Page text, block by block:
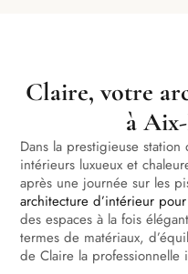
Claire, votre
à
Dans la prestigieuse
intérieurs luxueux et
après une journée sur les
architecture d’intérieur
des espaces à la fois
termes de matériaux,
de Claire la